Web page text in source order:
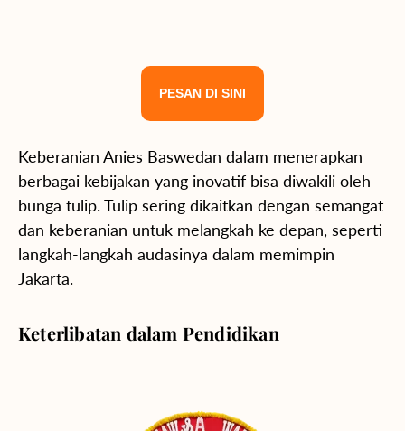
PESAN DI SINI
Keberanian Anies Baswedan dalam menerapkan
berbagai kebijakan yang inovatif bisa diwakili oleh
bunga tulip. Tulip sering dikaitkan dengan semangat
dan keberanian untuk melangkah ke depan, seperti
langkah-langkah audasinya dalam memimpin
Jakarta.
Keterlibatan dalam Pendidikan